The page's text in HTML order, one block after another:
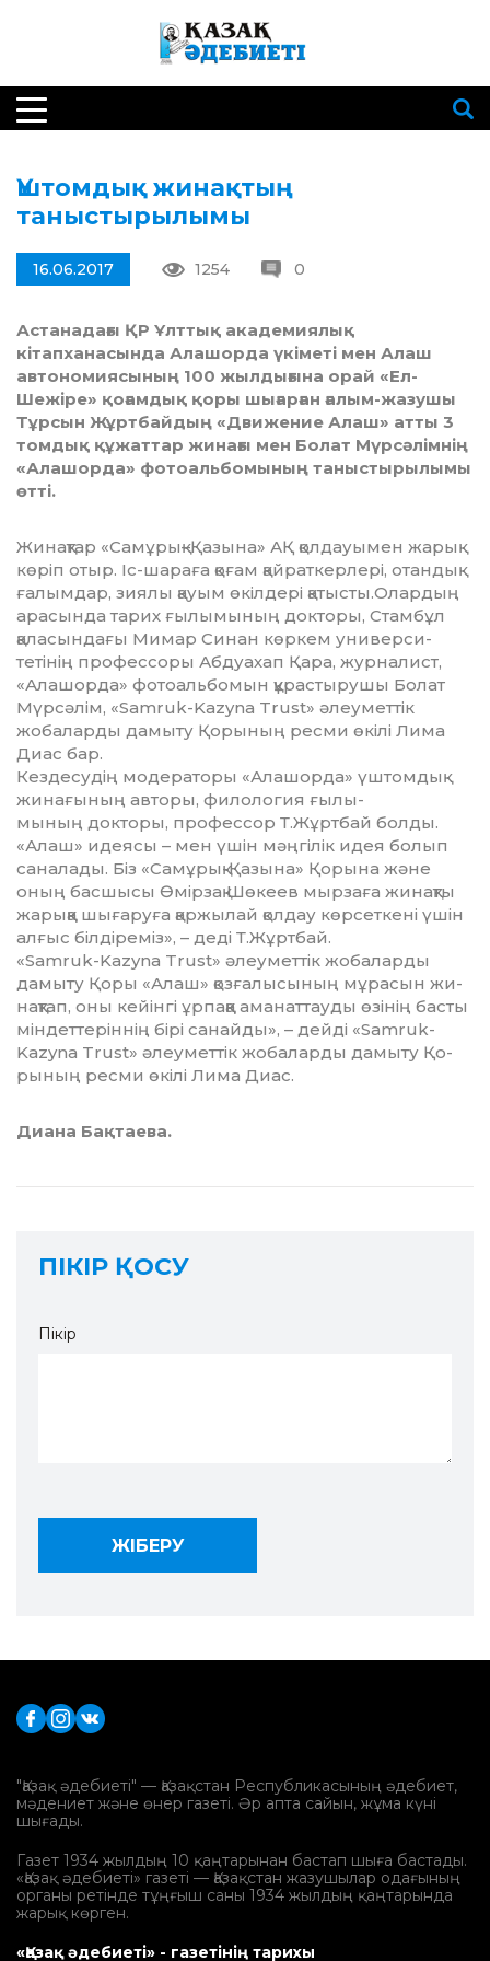
Үштомдық жинақтың
таныстырылымы
16.06.2017 1254 0
Астанадағы ҚР Ұлттық академиялық
кітапханасында Алашорда үкіметі мен Алаш
автономиясының 100 жылдығына орай «Ел-
Шежіре» қоғамдық қоры шығарған ғалым-жазушы
Тұрсын Жұртбай­дың «Движение Алаш» атты 3
томдық құжаттар жинағы мен Болат Мүрсәлімнің
«Алашорда» фотоальбомы­ның таныс­тырылымы
өтті.
Жинақтар «Самұрық–Қа­зы­на» АҚ қолдауымен жарық
көріп отыр. Іс-шараға қоғам қай­рат­кер­лері, отандық
ғалымдар, зиялы қауым өкілдері қатысты.Олар­дың
ара­сында тарих ғылы­мының докторы, Стамбұл
қала­сындағы Ми­мар Синан көркем универ­си­
тетінің профессоры Абдуа­хап Қа­ра, журналист,
«Алашорда» фо­тоальбомын құрас­тырушы Бо­лат
Мүрсәлім, «Samruk-Kazyna Trust» әлеуметтік
жобаларды да­мыту Қорының ресми өкілі Лима
Диас бар.
Кездесудің модераторы «Ала­шор­да» үштомдық
жи­на­ғы­ның ав­торы, филология ғылы­-
м­ы­ның докторы, профессор Т.Жұрт­бай болды.
«Алаш» идеясы – мен үшін мәңгілік идея болып
саналады. Біз «Самұрық-Қазына» Қорына және
оның бас­шысы Өмірзақ Шөкеев мыр­заға жинақты
жарыққа шығаруға қар­жылай қолдау көрсеткені үшін
алғыс білдіреміз», – деді Т.Жұртбай.
«Samruk-Kazyna Trust» әлеу­мет­тік жобаларды
дамыту Қоры «Алаш» қозғалысының мұрасын жи­
нақтап, оны кейінгі ұрпаққа ама­наттауды өзінің басты
мін­дет­теріннің бірі санайды», – дей­ді «Samruk-
Kazyna Trust» әлеу­мет­тік жобаларды дамыту Қо­­­
рының ресми өкілі Лима Диас.
Диана Бақтаева.
ПІКІР ҚОСУ
Пікір
"Қазақ әдебиеті" — Қазақстан Республикасының әдебиет,
мәдениет және өнер газеті. Әр апта сайын, жұма күні
шығады.
Газет 1934 жылдың 10 қаңтарынан бастап шыға бастады.
«Қазақ әдебиеті» газеті — Қазақстан жазушылар одағының
органы ретінде тұңғыш саны 1934 жылдың қаңтарында
жарық көрген.
«Қазақ әдебиеті» - газетінің тарихы